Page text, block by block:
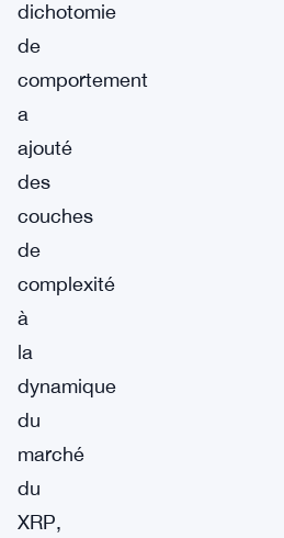
dichotomie
de
comportement
a
ajouté
des
couches
de
complexité
à
la
dynamique
du
marché
du
XRP,